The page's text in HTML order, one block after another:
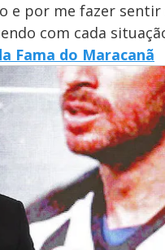
e por me fazer sentir
com cada
Fama do Maracanã